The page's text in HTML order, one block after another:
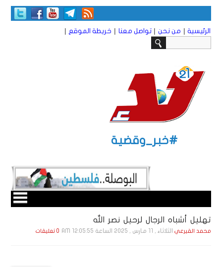
الرئيسية | من نحن | تواصل معنا | خريطة الموقع |
#خبر_وقضية
تهليل أشباه الرجال لرحيل نصر الله
محمد القيرعي الثلاثاء , 11 مـارس , 2025 الساعة 12:05:55 AM 0 تعليقات